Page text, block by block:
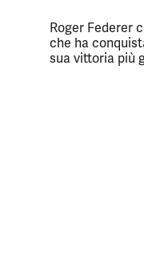
Roger Federer
che ha
sua vittoria più